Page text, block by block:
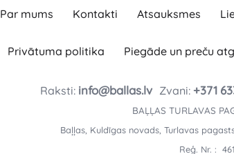
Par mums Kontakti Atsauksmes
Privātuma politika Piegāde un preču
Raksti: info@ballas.lv Zvani: +371
BAĻĻAS TURLAVAS
Baļļas, Kuldīgas novads, Turlavas
Reģ. Nr. :